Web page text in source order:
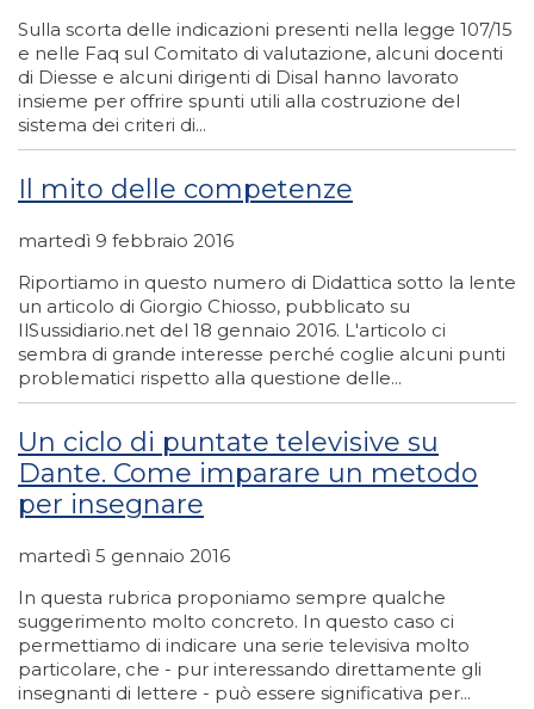
Sulla scorta delle indicazioni presenti nella legge 107/15
e nelle Faq sul Comitato di valutazione, alcuni docenti
di Diesse e alcuni dirigenti di Disal hanno lavorato
insieme per offrire spunti utili alla costruzione del
sistema dei criteri di...
Il mito delle competenze
martedì 9 febbraio 2016
Riportiamo in questo numero di Didattica sotto la lente
un articolo di Giorgio Chiosso, pubblicato su
IlSussidiario.net del 18 gennaio 2016. L'articolo ci
sembra di grande interesse perché coglie alcuni punti
problematici rispetto alla questione delle...
Un ciclo di puntate televisive su
Dante. Come imparare un metodo
per insegnare
martedì 5 gennaio 2016
In questa rubrica proponiamo sempre qualche
suggerimento molto concreto. In questo caso ci
permettiamo di indicare una serie televisiva molto
particolare, che - pur interessando direttamente gli
insegnanti di lettere - può essere significativa per...